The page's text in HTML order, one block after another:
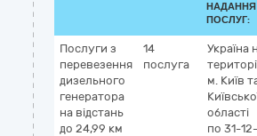
НАДАННЯ
ПОСЛУГ:
Послуги з
перевезення
дизельного
генератора
на відстань
до 24,99 км
14
послуга
Україна
м. Київ
області
по 31-12-